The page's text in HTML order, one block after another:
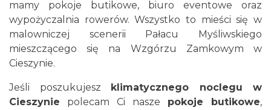
mamy pokoje butikowe, biuro eventowe oraz
wypożyczalnia rowerów. Wszystko to mieści się w
malowniczej scenerii Pałacu Myśliwskiego
mieszczącego się na Wzgórzu Zamkowym w
Cieszynie.
Jeśli poszukujesz klimatycznego noclegu w
Cieszynie polecam Ci nasze pokoje butikowe,